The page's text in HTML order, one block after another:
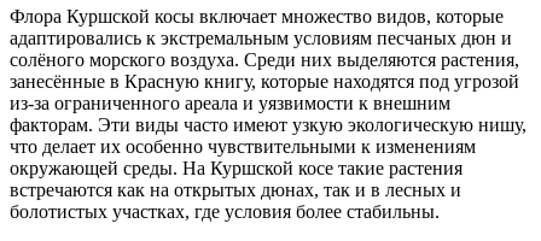
Флора Куршской косы включает множество видов, которые
адаптировались к экстремальным условиям песчаных дюн и
солёного морского воздуха. Среди них выделяются растения,
занесённые в Красную книгу, которые находятся под угрозой
из-за ограниченного ареала и уязвимости к внешним
факторам. Эти виды часто имеют узкую экологическую нишу,
что делает их особенно чувствительными к изменениям
окружающей среды. На Куршской косе такие растения
встречаются как на открытых дюнах, так и в лесных и
болотистых участках, где условия более стабильны.